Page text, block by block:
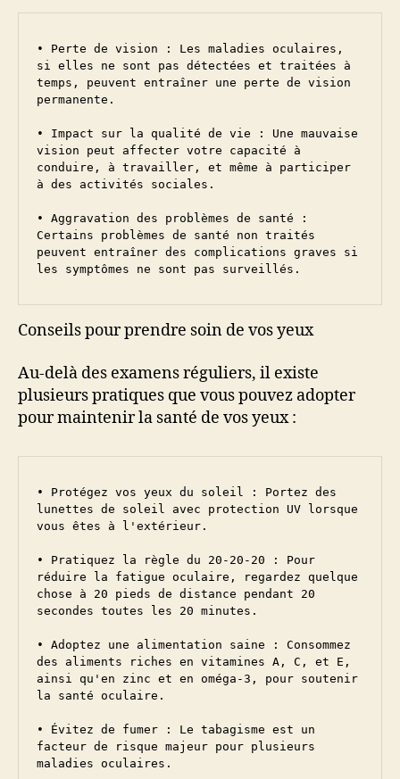
• Perte de vision : Les maladies oculaires,
si elles ne sont pas détectées et traitées à
temps, peuvent entraîner une perte de vision
permanente.
• Impact sur la qualité de vie : Une mauvaise
vision peut affecter votre capacité à
conduire, à travailler, et même à participer
à des activités sociales.
• Aggravation des problèmes de santé :
Certains problèmes de santé non traités
peuvent entraîner des complications graves si
les symptômes ne sont pas surveillés.
Conseils pour prendre soin de vos yeux
Au-delà des examens réguliers, il existe
plusieurs pratiques que vous pouvez adopter
pour maintenir la santé de vos yeux :
• Protégez vos yeux du soleil : Portez des
lunettes de soleil avec protection UV lorsque
vous êtes à l'extérieur.
• Pratiquez la règle du 20-20-20 : Pour
réduire la fatigue oculaire, regardez quelque
chose à 20 pieds de distance pendant 20
secondes toutes les 20 minutes.
• Adoptez une alimentation saine : Consommez
des aliments riches en vitamines A, C, et E,
ainsi qu'en zinc et en oméga-3, pour soutenir
la santé oculaire.
• Évitez de fumer : Le tabagisme est un
facteur de risque majeur pour plusieurs
maladies oculaires.